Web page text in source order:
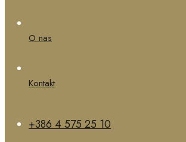
O nas
Kontakt
+386 4 575 25 10